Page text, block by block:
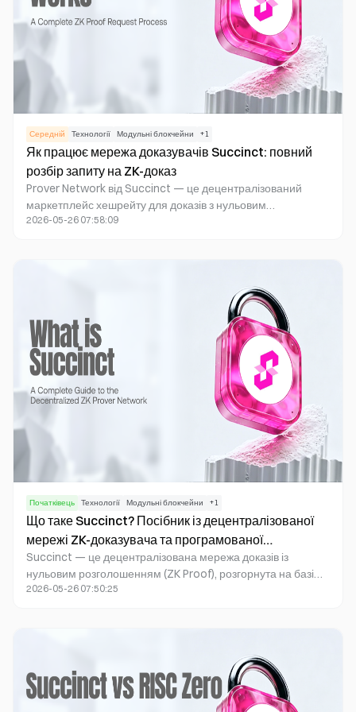
Середній Технології Модульні блокчейни +1
Як працює мережа доказувачів Succinct: повний
розбір запиту на ZK-доказ
Prover Network від Succinct — це децентралізований
маркетплейс хешрейту для доказів з нульовим
розголошенням (ZK Proof), що об'єднує запитувачів
завдання залежно від вартості, швидкості та репутації
вузла. Після цього вузли-доказувачі виконують програму
на SP1 zkVM, генерують ZK Proof і передають його для
ончейнверифікації та розрахунків.
2026-05-26 07:58:09
Початківець Технології Модульні блокчейни +1
Що таке Succinct? Посібник із децентралізованої
мережі ZK-доказувача та програмованої
інфраструктури верифікації.
Succinct — це децентралізована мережа доказів із
нульовим розголошенням (ZK Proof), розгорнута на базі
Ethereum. Вона пропонує розробникам програмовану
загального призначення, як-от Rust, без необхідності
вручну проєктувати складні ZK-схеми. Мережа доказувачів
Succinct через відкритий маркетплейс доказувачів
об'єднує запити на докази із глобальними
2026-05-26 07:50:25